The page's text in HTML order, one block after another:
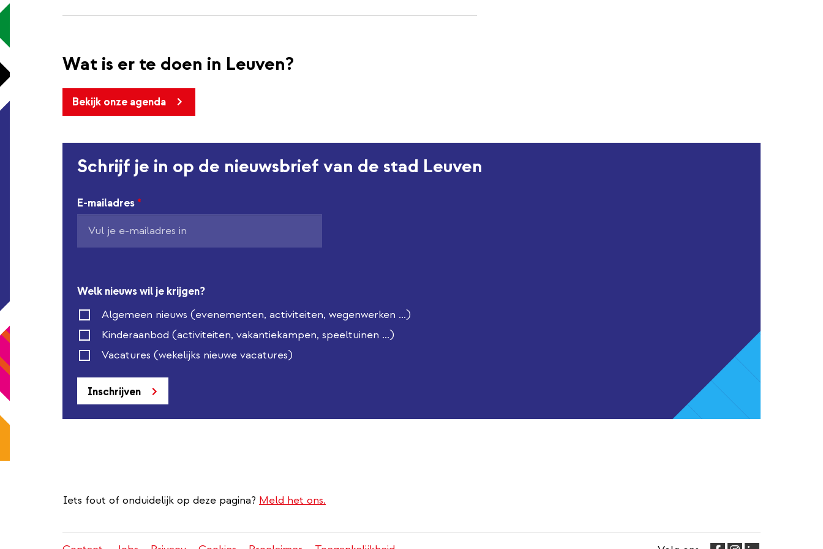
Wat is er te doen in Leuven?
Bekijk onze agenda
Schrijf je in op de nieuwsbrief van de stad Leuven
E-mailadres *
Welk nieuws wil je krijgen?
Algemeen nieuws (evenementen, activiteiten, wegenwerken ...)
Kinderaanbod (activiteiten, vakantiekampen, speeltuinen ...)
Vacatures (wekelijks nieuwe vacatures)
Inschrijven
Iets fout of onduidelijk op deze pagina? Meld het ons.